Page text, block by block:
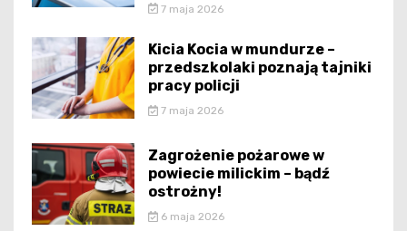
7 maja 2026
Kicia Kocia w mundurze –
przedszkolaki poznają tajniki
pracy policji
7 maja 2026
Zagrożenie pożarowe w
powiecie milickim – bądź
ostrożny!
6 maja 2026